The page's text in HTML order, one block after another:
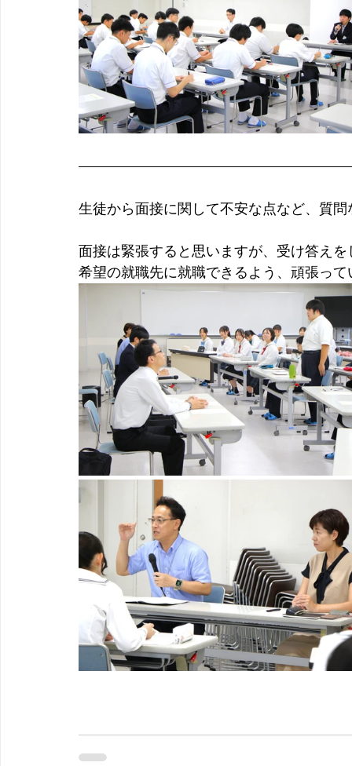
生徒から面接に関して不安な点など、質
面接は緊張すると思いますが、受け答え
希望の就職先に就職できるよう、頑張っ